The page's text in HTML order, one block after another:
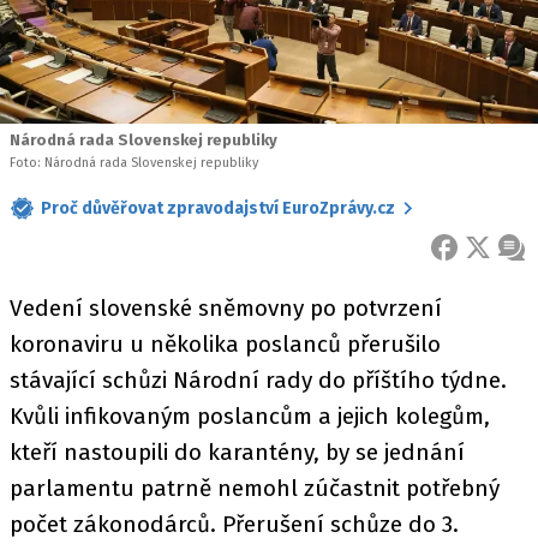
Národná rada Slovenskej republiky
Foto: Národná rada Slovenskej republiky
Proč důvěřovat zpravodajství EuroZprávy.cz
FACEBOOK
X
Vedení slovenské sněmovny po potvrzení
koronaviru u několika poslanců přerušilo
stávající schůzi Národní rady do příštího týdne.
Kvůli infikovaným poslancům a jejich kolegům,
kteří nastoupili do karantény, by se jednání
parlamentu patrně nemohl zúčastnit potřebný
počet zákonodárců. Přerušení schůze do 3.